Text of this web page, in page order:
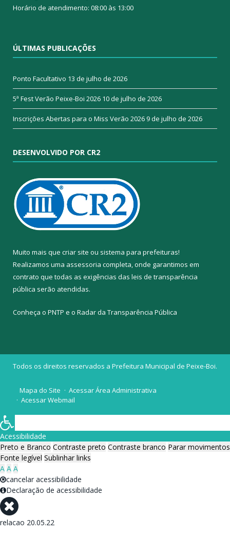
Horário de atendimento: 08:00 às 13:00
ÚLTIMAS PUBLICAÇÕES
Ponto Facultativo 13 de julho de 2026
5ª Fest Verão Peixe-Boi 2026 10 de julho de 2026
Inscrições Abertas para o Miss Verão 20269 de julho de 2026
DESENVOLVIDO POR CR2
Muito mais que criar site ou sistema para prefeituras!
Realizamos uma assessoria completa, onde garantimos em
contrato que todas as exigências das leis de transparência
pública serão atendidas.
Conheça o PNTP e o Radar da Transparência Pública
Todos os direitos reservados a Prefeitura Municipal de Peixe-Boi.
Mapa do Site
Acessar Área Administrativa
Acessar Webmail
Acessibilidade
Preto e Branco Contraste preto Contraste branco Parar movimentos
Fonte legível Sublinhar links
A A A
cancelar acessibilidade
Declaração de acessibilidade
relacao 20.05.22